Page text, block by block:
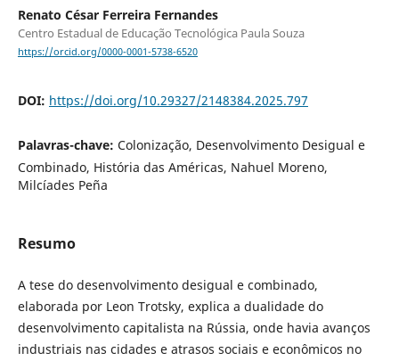
Renato César Ferreira Fernandes
Centro Estadual de Educação Tecnológica Paula Souza
https://orcid.org/0000-0001-5738-6520
DOI: https://doi.org/10.29327/2148384.2025.797
Palavras-chave: Colonização, Desenvolvimento Desigual e
Combinado, História das Américas, Nahuel Moreno,
Milcíades Peña
Resumo
A tese do desenvolvimento desigual e combinado,
elaborada por Leon Trotsky, explica a dualidade do
desenvolvimento capitalista na Rússia, onde havia avanços
industriais nas cidades e atrasos sociais e econômicos no